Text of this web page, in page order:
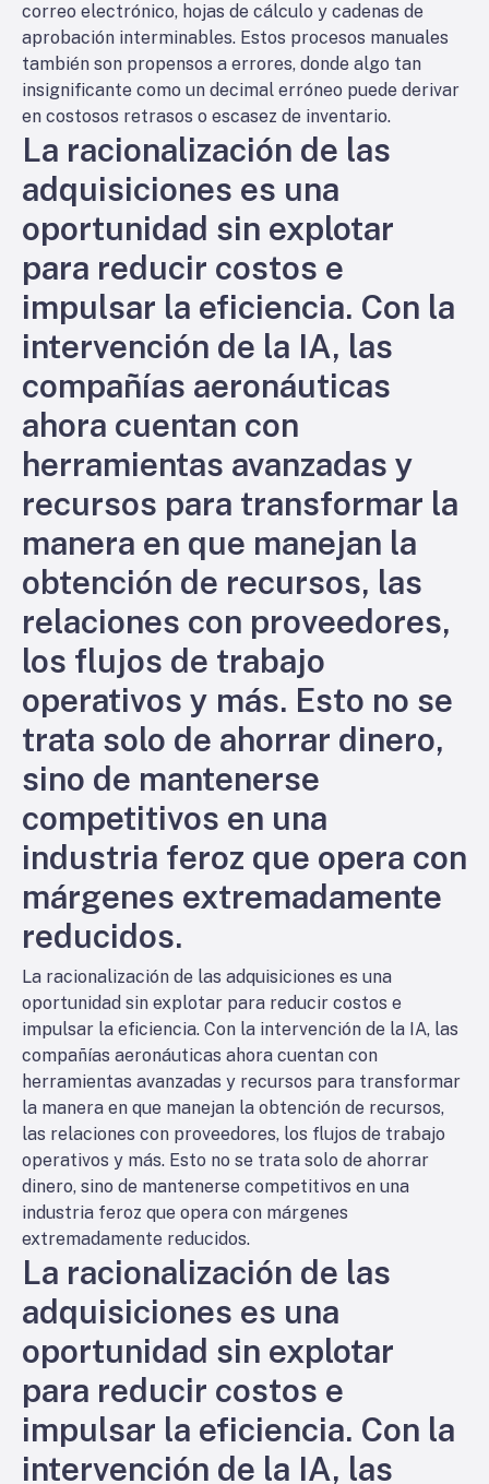
correo electrónico, hojas de cálculo y cadenas de
aprobación interminables. Estos procesos manuales
también son propensos a errores, donde algo tan
insignificante como un decimal erróneo puede derivar
en costosos retrasos o escasez de inventario.
La racionalización de las
adquisiciones es una
oportunidad sin explotar
para reducir costos e
impulsar la eficiencia. Con la
intervención de la IA, las
compañías aeronáuticas
ahora cuentan con
herramientas avanzadas y
recursos para transformar la
manera en que manejan la
obtención de recursos, las
relaciones con proveedores,
los flujos de trabajo
operativos y más. Esto no se
trata solo de ahorrar dinero,
sino de mantenerse
competitivos en una
industria feroz que opera con
márgenes extremadamente
reducidos.
La racionalización de las adquisiciones es una
oportunidad sin explotar para reducir costos e
impulsar la eficiencia. Con la intervención de la IA, las
compañías aeronáuticas ahora cuentan con
herramientas avanzadas y recursos para transformar
la manera en que manejan la obtención de recursos,
las relaciones con proveedores, los flujos de trabajo
operativos y más. Esto no se trata solo de ahorrar
dinero, sino de mantenerse competitivos en una
industria feroz que opera con márgenes
extremadamente reducidos.
La racionalización de las
adquisiciones es una
oportunidad sin explotar
para reducir costos e
impulsar la eficiencia. Con la
intervención de la IA, las